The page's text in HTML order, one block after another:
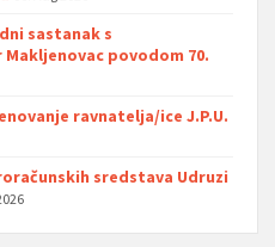
sastanak s
povodom 70.
ravnatelja/ice J.P.U.
sredstava Udruzi